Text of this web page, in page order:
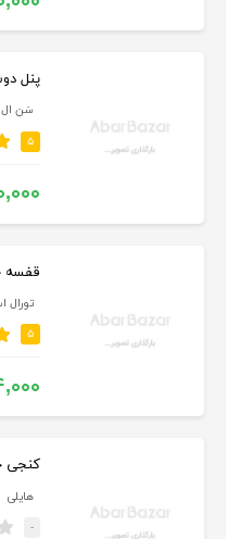
پنل
سَن ال
۵
قفسه
تورال
۵
کنجی حمام
هایلی
-